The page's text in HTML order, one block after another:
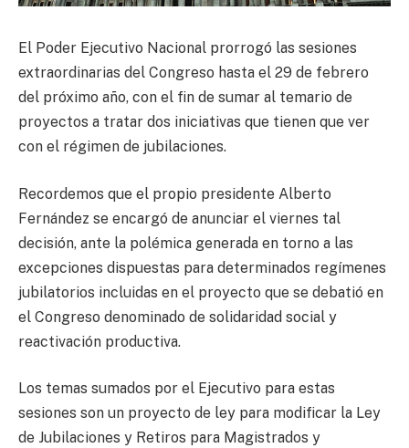
El Poder Ejecutivo Nacional prorrogó las sesiones
extraordinarias del Congreso hasta el 29 de febrero
del próximo año, con el fin de sumar al temario de
proyectos a tratar dos iniciativas que tienen que ver
con el régimen de jubilaciones.
Recordemos que el propio presidente Alberto
Fernández se encargó de anunciar el viernes tal
decisión, ante la polémica generada en torno a las
excepciones dispuestas para determinados regímenes
jubilatorios incluidas en el proyecto que se debatió en
el Congreso denominado de solidaridad social y
reactivación productiva.
Los temas sumados por el Ejecutivo para estas
sesiones son un proyecto de ley para modificar la Ley
de Jubilaciones y Retiros para Magistrados y